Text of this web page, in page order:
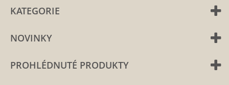
KATEGORIE
NOVINKY
PROHLÉDNUTÉ PRODUKTY